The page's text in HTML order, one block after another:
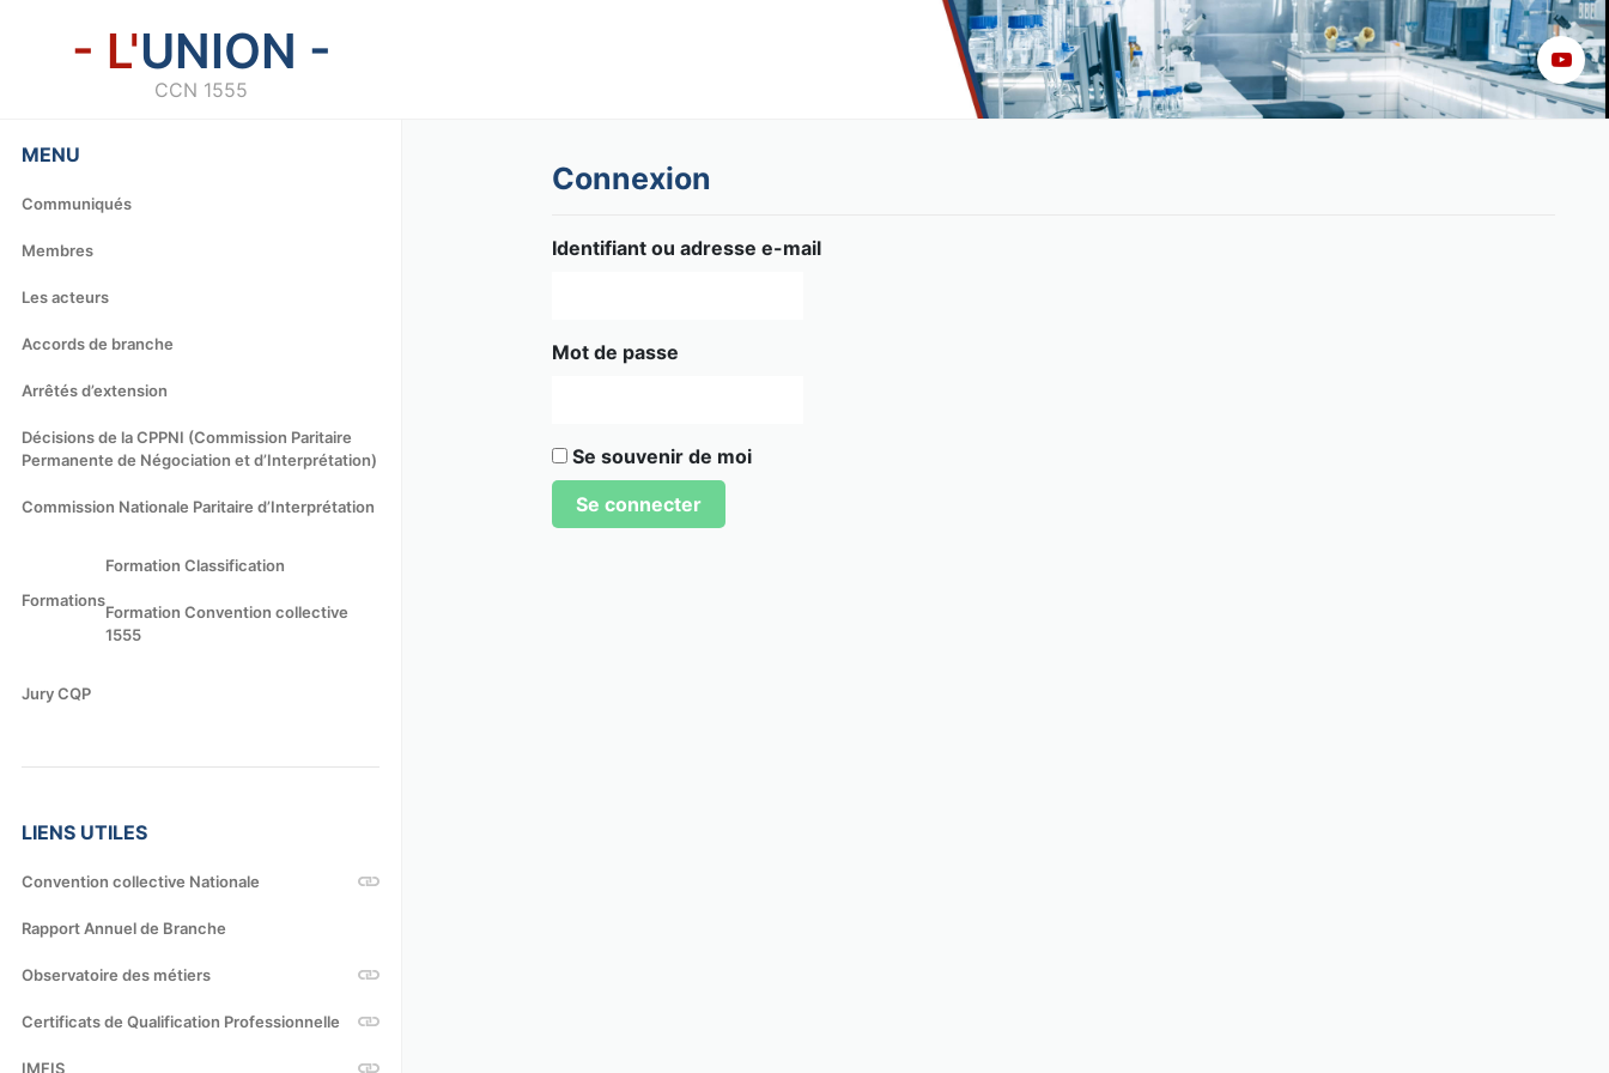
- L'UNION -
CCN 1555
MENU
Communiqués
Membres
Les acteurs
Accords de branche
Arrêtés d’extension
Décisions de la CPPNI (Commission Paritaire
Permanente de Négociation et d’Interprétation)
Commission Nationale Paritaire d’Interprétation
Formations
Formation Classification
Formation Convention collective
1555
Jury CQP
LIENS UTILES
Convention collective Nationale
Rapport Annuel de Branche
Observatoire des métiers
Certificats de Qualification Professionnelle
IMFIS
Connexion
Identifiant ou adresse e-mail
Mot de passe
Se souvenir de moi